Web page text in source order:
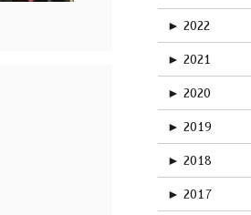
► 2022
► 2021
► 2020
► 2019
► 2018
► 2017